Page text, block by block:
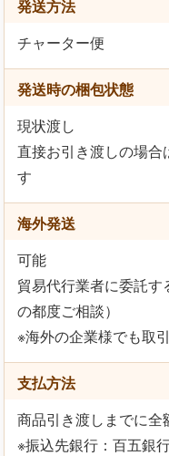
発送方法
チャーター便
発送時の梱包状態
現状渡し
直接お引き渡しの場合
す
海外発送
可能
貿易代行業者に委託
の都度ご相談）
※海外の企業様でも取
支払方法
商品引き渡しまでに
※振込先銀行：百五銀